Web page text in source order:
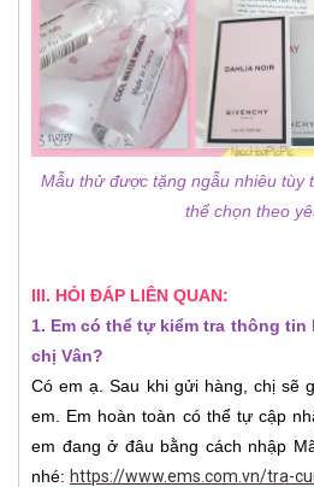
Mẫu thử được tặng ngẫu nhiêu tùy
thể chọn theo
III. HỎI ĐÁP LIÊN QUAN:
1. Em có thể tự kiểm tra thông
chị Vân?
Có em ạ. Sau khi gửi hàng, chị sẽ
em. Em hoàn toàn có thể tự cập
em đang ở đâu bằng cách nhập
nhé: https://www.ems.com.vn/tra-